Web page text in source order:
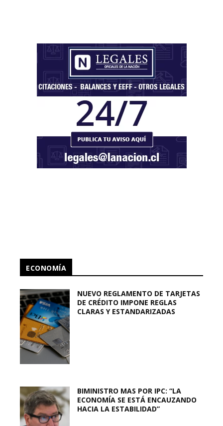
ECONOMÍA
NUEVO REGLAMENTO DE TARJETAS
DE CRÉDITO IMPONE REGLAS
CLARAS Y ESTANDARIZADAS
BIMINISTRO MAS POR IPC: “LA
ECONOMÍA SE ESTÁ ENCAUZANDO
HACIA LA ESTABILIDAD”